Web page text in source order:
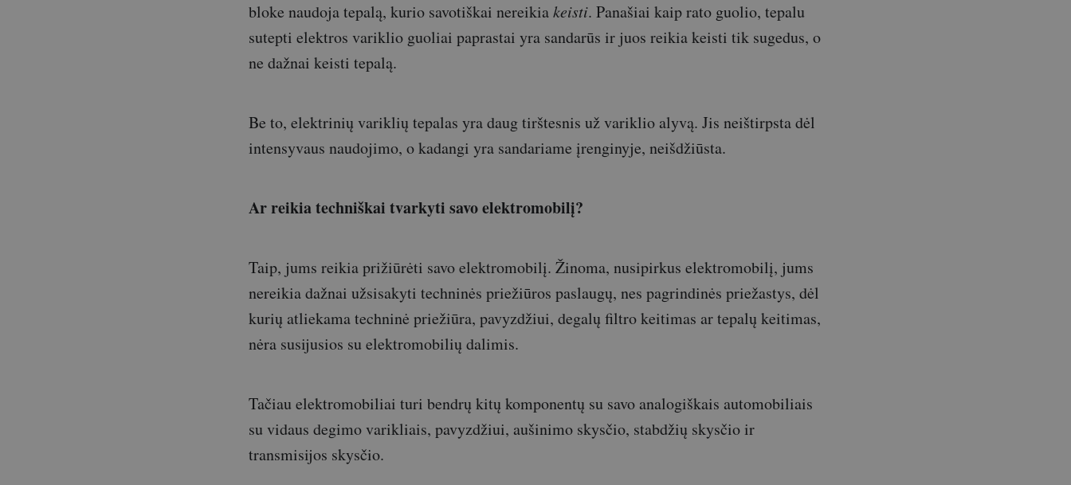
bloke naudoja tepalą, kurio savotiškai nereikiakeisti. Panašiai kaip rato guolio, tepalu
sutepti elektros variklio guoliai paprastai yra sandarūs ir juos reikia keisti tik sugedus, o
ne dažnai keisti tepalą.
Be to, elektrinių variklių tepalas yra daug tirštesnis už variklio alyvą. Jis neištirpsta dėl
intensyvaus naudojimo, o kadangi yra sandariame įrenginyje, neišdžiūsta.
Ar reikia techniškai tvarkyti savo elektromobilį?
Taip, jums reikia prižiūrėti savo elektromobilį. Žinoma, nusipirkus elektromobilį, jums
nereikia dažnai užsisakyti techninės priežiūros paslaugų, nes pagrindinės priežastys, dėl
kurių atliekama techninė priežiūra, pavyzdžiui, degalų filtro keitimas ar tepalų keitimas,
nėra susijusios su elektromobilių dalimis.
Tačiau elektromobiliai turi bendrų kitų komponentų su savo analogiškais automobiliais
su vidaus degimo varikliais, pavyzdžiui, aušinimo skysčio, stabdžių skysčio ir
transmisijos skysčio.